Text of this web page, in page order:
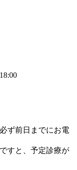
ず前日までにお電
すと、予定診療が